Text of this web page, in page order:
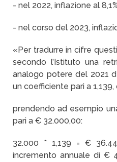
- nel 2022, inflazione al
- nel corso del 2023,
«Per tradurre in cifre
secondo l’Istituto una
analogo potere del 2021
un coefficiente pari a
prendendo ad esempio
pari a € 32.000,00:
32.000 * 1,139 = €
incremento annuale di €